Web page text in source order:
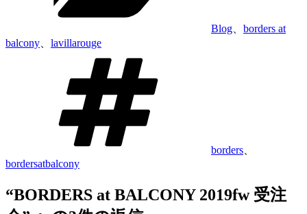
Blog
borders at
balcony
lavillarouge
borders
bordersatbalcony
“BORDERS at BALCONY 2019fw 受注